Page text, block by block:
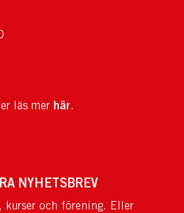
läs mer här.
NYHETSBREV
kurser och förening. Eller